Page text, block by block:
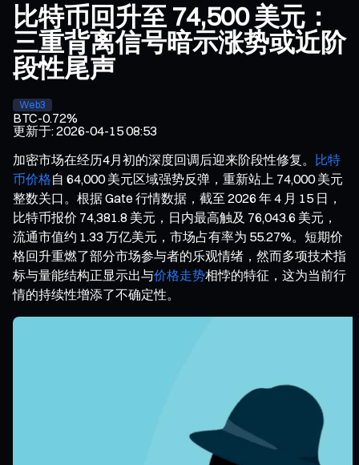
比特币回升至 74,500 美元：
三重背离信号暗示涨势或近阶
段性尾声
Web3
BTC-0.72%
更新于:2026-04-15 08:53
加密市场在经历4月初的深度回调后迎来阶段性修复。 比特
币价格自 64,000 美元区域强势反弹，重新站上 74,000 美元
整数关口。根据 Gate 行情数据，截至 2026 年 4 月 15 日，
比特币报价 74,381.8 美元，日内最高触及 76,043.6 美元，
流通市值约 1.33 万亿美元，市场占有率为 55.27%。短期价
格回升重燃了部分市场参与者的乐观情绪，然而多项技术指
标与量能结构正显示出与价格走势相悖的特征，这为当前行
情的持续性增添了不确定性。